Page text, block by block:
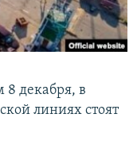
8 декабря, в
линиях стоят